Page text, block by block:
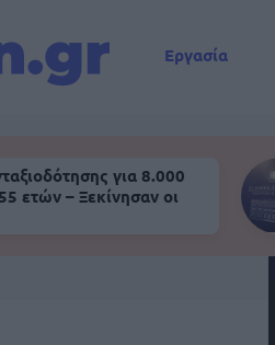
Εργασία
για 8.000
ετών – Ξεκίνησαν οι